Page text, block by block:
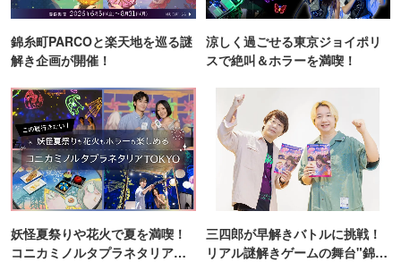
錦糸町PARCOと楽天地を巡る謎
解き企画が開催！
涼しく過ごせる東京ジョイポリ
スで絶叫＆ホラーを満喫！
妖怪夏祭りや花火で夏を満喫！
コニカミノルタプラネタリア
三四郎が早解きバトルに挑戦！
リアル謎解きゲームの舞台"錦糸